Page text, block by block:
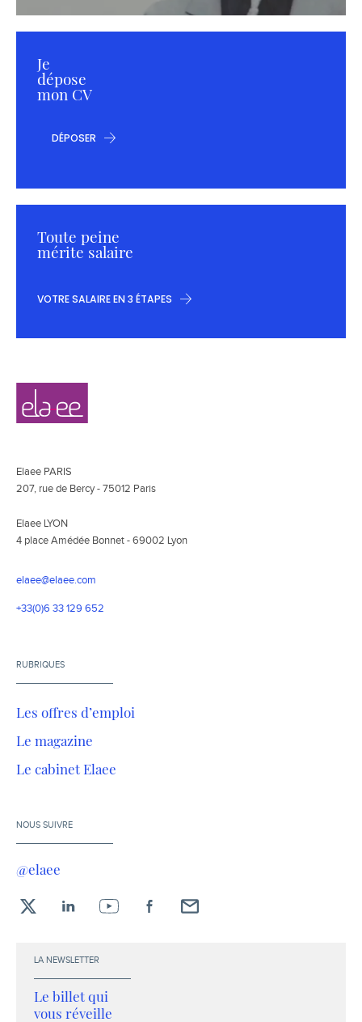
Je
dépose
mon CV
DÉPOSER
Toute peine
mérite salaire
VOTRE SALAIRE EN 3 ÉTAPES
Navigation
secondaire
Elaee
Elaee PARIS
207, rue de Bercy - 75012 Paris
Elaee LYON
4 place Amédée Bonnet - 69002 Lyon
elaee@elaee.com
+33(0)6 33 129 652
RUBRIQUES
Les offres d’emploi
Le magazine
Le cabinet Elaee
NOUS SUIVRE
@elaee
LA NEWSLETTER
Le billet qui
vous réveille